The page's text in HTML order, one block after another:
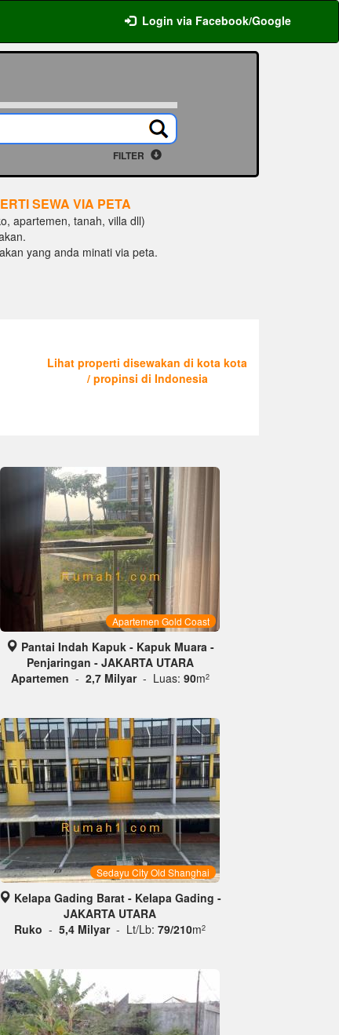
Login via Facebook/Google
FILTER
SEWA VIA PETA
apartemen, tanah, villa dll)
yang anda minati via peta.
Lihat properti disewakan di kota kota
/ propinsi di Indonesia
Apartemen Gold Coast
Pantai Indah Kapuk - Kapuk Muara -
Penjaringan - JAKARTA UTARA
Apartemen - 2,7 Milyar - Luas: 90m2
Sedayu City Old Shanghai
Kelapa Gading Barat - Kelapa Gading -
JAKARTA UTARA
Ruko - 5,4 Milyar - Lt/Lb: 79/210m2